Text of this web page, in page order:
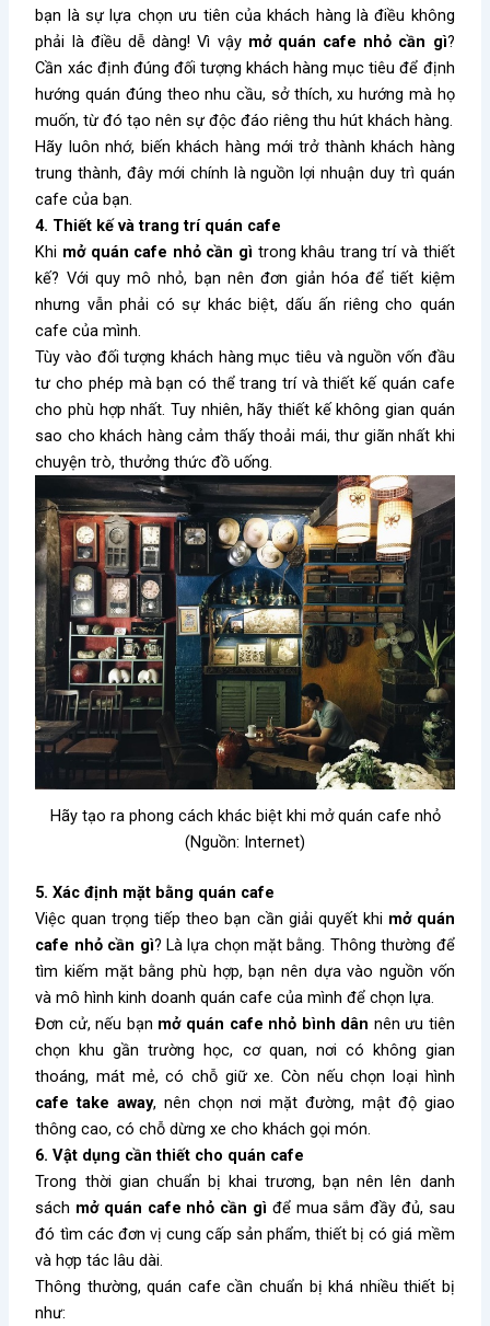
bạn là sự lựa chọn ưu tiên của khách hàng là điều không
phải là điều dễ dàng! Vì vậymở quán cafe nhỏ cần gì?
Cần xác định đúng đối tượng khách hàng mục tiêu để định
hướng quán đúng theo nhu cầu, sở thích, xu hướng mà họ
muốn, từ đó tạo nên sự độc đáo riêng thu hút khách hàng.
Hãy luôn nhớ, biến khách hàng mới trở thành khách hàng
trung thành, đây mới chính là nguồn lợi nhuận duy trì quán
cafe của bạn.
4. Thiết kế và trang trí quán cafe
Khi mở quán cafe nhỏ cần gì trong khâu trang trí và thiết
kế? Với quy mô nhỏ, bạn nên đơn giản hóa để tiết kiệm
nhưng vẫn phải có sự khác biệt, dấu ấn riêng cho quán
cafe của mình.
Tùy vào đối tượng khách hàng mục tiêu và nguồn vốn đầu
tư cho phép mà bạn có thể trang trí và thiết kế quán cafe
cho phù hợp nhất. Tuy nhiên, hãy thiết kế không gian quán
sao cho khách hàng cảm thấy thoải mái, thư giãn nhất khi
chuyện trò, thưởng thức đồ uống.
Hãy tạo ra phong cách khác biệt khi mở quán cafe nhỏ
(Nguồn: Internet)
5. Xác định mặt bằng quán cafe
Việc quan trọng tiếp theo bạn cần giải quyết khi mở quán
cafe nhỏ cần gì? Là lựa chọn mặt bằng. Thông thường để
tìm kiếm mặt bằng phù hợp, bạn nên dựa vào nguồn vốn
và mô hình kinh doanh quán cafe của mình để chọn lựa.
Đơn cử, nếu bạn mở quán cafe nhỏ bình dân nên ưu tiên
chọn khu gần trường học, cơ quan, nơi có không gian
thoáng, mát mẻ, có chỗ giữ xe. Còn nếu chọn loại hình
cafe take away, nên chọn nơi mặt đường, mật độ giao
thông cao, có chỗ dừng xe cho khách gọi món.
6. Vật dụng cần thiết cho quán cafe
Trong thời gian chuẩn bị khai trương, bạn nên lên danh
sách mở quán cafe nhỏ cần gì để mua sắm đầy đủ, sau
đó tìm các đơn vị cung cấp sản phẩm, thiết bị có giá mềm
và hợp tác lâu dài.
Thông thường, quán cafe cần chuẩn bị khá nhiều thiết bị
như: